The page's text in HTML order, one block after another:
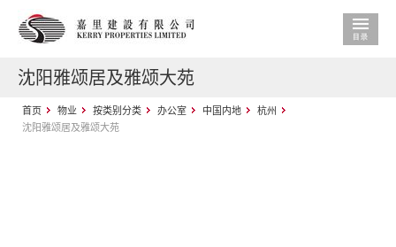
沈阳雅颂居及雅颂大苑
首页 物业 按类别分类 办公室 中国内地
杭州
沈阳雅颂居及雅颂大苑